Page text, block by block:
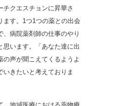
チクエスチョンに昇華さ
ます。1つ1つの薬との出会
、病院薬剤師の仕事のやり
思います。「あなた達に出
声が聞こえてくるようよ
いきたいと考えておりま